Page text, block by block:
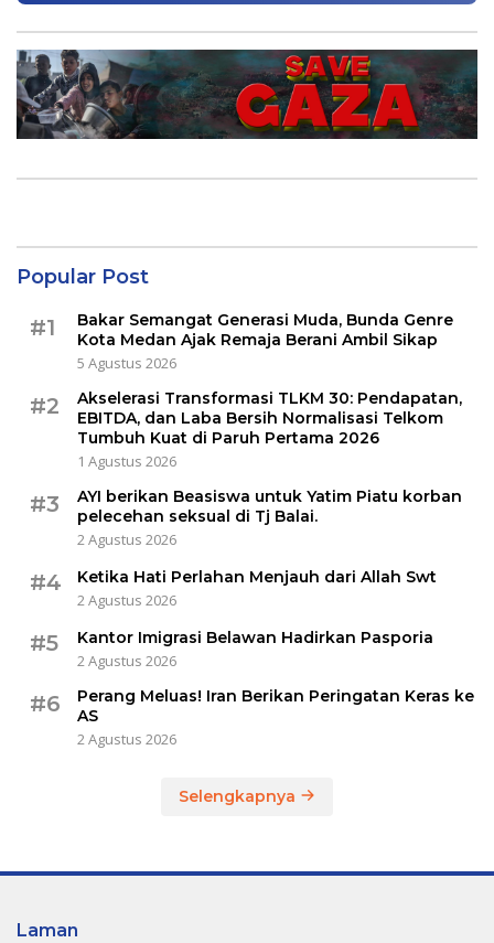
Popular Post
#1
Bakar Semangat Generasi Muda, Bunda Genre
Kota Medan Ajak Remaja Berani Ambil Sikap
5 Agustus 2026
#2
Akselerasi Transformasi TLKM 30: Pendapatan,
EBITDA, dan Laba Bersih Normalisasi Telkom
Tumbuh Kuat di Paruh Pertama 2026
1 Agustus 2026
#3
AYI berikan Beasiswa untuk Yatim Piatu korban
pelecehan seksual di Tj Balai.
2 Agustus 2026
#4
Ketika Hati Perlahan Menjauh dari Allah Swt
2 Agustus 2026
#5
Kantor Imigrasi Belawan Hadirkan Pasporia
2 Agustus 2026
#6
Perang Meluas! Iran Berikan Peringatan Keras ke
AS
2 Agustus 2026
Selengkapnya
Laman